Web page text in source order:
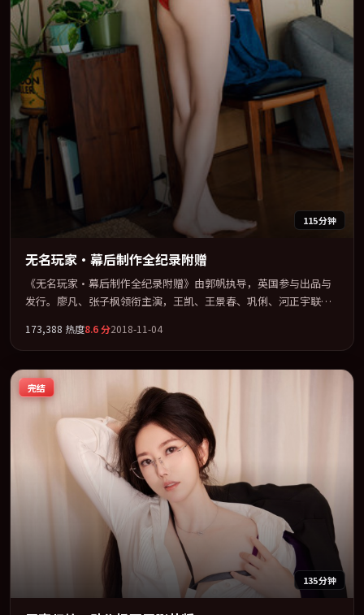
115分钟
无名玩家·幕后制作全纪录附赠
《无名玩家·幕后制作全纪录附赠》由郭帆执导，英国参与出品与
发行。廖凡、张子枫领衔主演，王凯、王景春、巩俐、河正宇联袂
类型为骨架，在叙事、表演与视听上力求统一。定于 2018-08-16 在
内地院线及主流平台同步亮相，2018 年度话题片中口碑稳健，适合
喜欢强情节与人物弧光的观众完整观看。
173,388 热度8.6分2018-11-04
完结
135分钟